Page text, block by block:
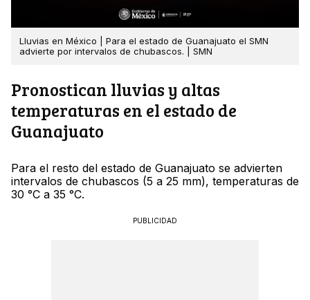
Lluvias en México | Para el estado de Guanajuato el SMN
advierte por intervalos de chubascos. | SMN
Pronostican lluvias y altas
temperaturas en el estado de
Guanajuato
Para el resto del estado de Guanajuato se advierten
intervalos de chubascos (5 a 25 mm), temperaturas de
30 °C a 35 °C.
PUBLICIDAD